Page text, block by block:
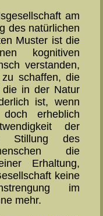
am
des natürlichen
Muster ist die
kognitiven
verstanden,
schaffen, die
die in der Natur
ist, wenn
er­heb­lich
der
Stillung des
die
Erhaltung,
keine
im
mehr.